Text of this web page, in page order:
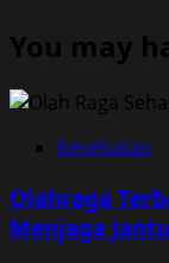
You may
Kesehatan
Olahraga
Menjaga